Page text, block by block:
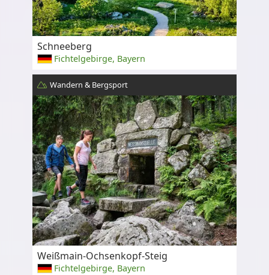
Schneeberg
Fichtelgebirge, Bayern
Wandern & Bergsport
Weißmain-Ochsenkopf-Steig
Fichtelgebirge, Bayern